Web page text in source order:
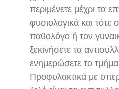
περιμένετε μέχρι τα
φυσιολογικά και τότε
παθολόγο ή τον
ξεκινήσετε τα
ενημερώσετε το
Προφυλακτικά με